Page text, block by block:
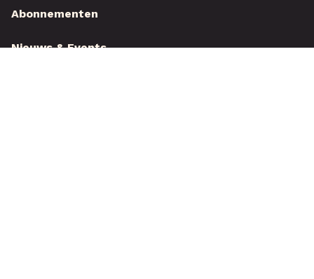
Abonnementen
Nieuws & Events